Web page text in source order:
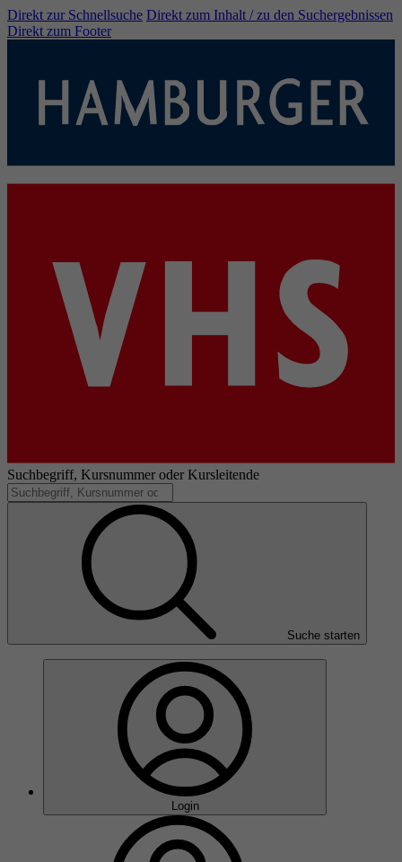
Direkt zur Schnellsuche Direkt zum Inhalt / zu den Suchergebnissen
Direkt zum Footer
Suchbegriff, Kursnummer oder Kursleitende
Suche starten
Login